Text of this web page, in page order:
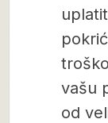
vašu
od